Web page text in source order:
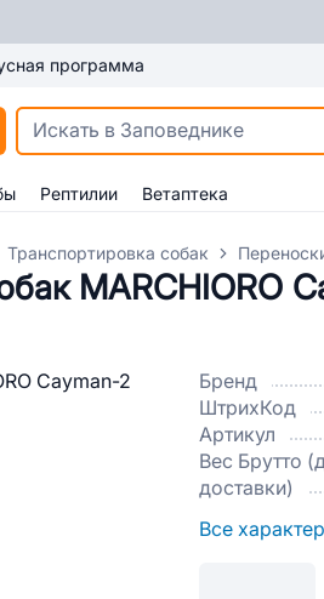
программа
Рептилии Ветаптека
Транспортировка собак
MARCHIORO
Бренд
ШтрихКод
Артикул
Вес Брутто
доставки)
Все